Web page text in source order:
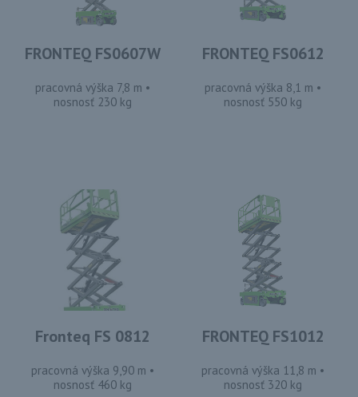
FRONTEQ FS0607W
pracovná výška 7,8 m •
nosnosť 230 kg
FRONTEQ FS0612
pracovná výška 8,1 m •
nosnosť 550 kg
Fronteq FS 0812
pracovná výška 9,90 m •
nosnosť 460 kg
FRONTEQ FS1012
pracovná výška 11,8 m •
nosnosť 320 kg